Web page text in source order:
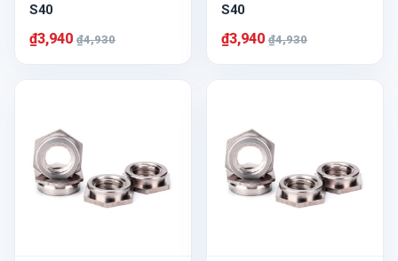
S40
₫3,940 ₫4,930
S40
₫3,940 ₫4,930